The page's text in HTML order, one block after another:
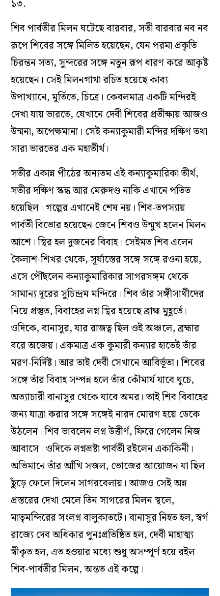
১৩.
শিব পার্বতীর মিলন ঘটেছে বারবার, সতী বারবার নব নব
রূপে শিবের সঙ্গে মিলিত হয়েছেন, যেন পরমা প্রকৃতি
চিরন্তন সত্য, সুন্দরের সঙ্গে নতুন রূপ ধারণ করে আকৃষ্ট
হয়েছেন। সেই মিলনগাথা রচিত হয়েছে কাব্য
উপাখ্যানে, মূর্তিতে, চিত্রে। কেবলমাত্র একটি মন্দিরই
দেখা যায় ভারতে, যেখানে দেবী শিবের প্রতীক্ষায় আজও
উন্মনা, অপেক্ষমানা। সেই কন্যাকুমারী মন্দির দক্ষিণ তথা
সারা ভারতের এক মহাতীর্থ।
সতীর একান্ন পীঠের অন্যতম এই কন্যাকুমারিকা তীর্থ,
সতীর দক্ষিণ স্কন্ধ আর মেরুদণ্ড নাকি এখানে পতিত
হয়েছিল। গল্পের এখানেই শেষ নয়। শিব-তপস্যায়
পার্বতী বিভোর হয়েছেন জেনে শিবও উন্মুখ হলেন মিলন
আশে। স্থির হল দুজনের বিবাহ। সেইমত শিব এলেন
কৈলাশ-শিখর থেকে, সূর্যাস্তের সঙ্গে সঙ্গে রওনা হয়ে,
এসে পৌঁছলেন কন্যাকুমারিকার সাগরসঙ্গম থেকে
সামান্য দূরের সুচিন্দ্রম মন্দিরে। শিব তাঁর সঙ্গীসাথীদের
নিয়ে প্রস্তুত, বিবাহের লগ্ন স্থির হয়েছে ব্রাহ্ম মুহূর্তে।
ওদিকে, বানাসুর, যার রাজত্ব ছিল ওই অঞ্চলে, ব্রহ্মার
বরে অজেয়। একমাত্র এক কুমারী কন্যার হাতেই তাঁর
মরণ-নির্দিষ্ট। আর তাই দেবী সেখানে আবির্ভূতা। শিবের
সঙ্গে তাঁর বিবাহ সম্পন্ন হলে তাঁর কৌমার্য যাবে ঘুচে,
অত্যাচারী বানাসুর থেকে যাবে অমর। তাই শিব বিবাহের
জন্য যাত্রা করার সঙ্গে সঙ্গেই নারদ মোরগ হয়ে ডেকে
উঠলেন। শিব ভাবলেন লগ্ন উত্তীর্ণ, ফিরে গেলেন নিজ
আবাসে। ওদিকে লগ্নভ্রষ্টা পার্বতী রইলেন একাকিনী।
অভিমানে তাঁর আঁখি সজল, ভোজের আয়োজন যা ছিল
ছুঁড়ে ফেলে দিলেন সাগরবেলায়। আজও সেই অন্ন
প্রস্তরের দেখা মেলে তিন সাগরের মিলন স্থলে,
মাতৃমন্দিরের সংলগ্ন বালুকাতটে। বানাসুর নিহত হল, স্বর্গ
রাজ্যে দেব অধিকার পুনঃপ্রতিষ্ঠিত হল, দেবী মাহাত্ম্য
স্বীকৃত হল, এত হওয়ার মধ্যে শুধু অসম্পূর্ণ হয়ে রইল
শিব-পার্বতীর মিলন, অন্তত এই কল্পে।